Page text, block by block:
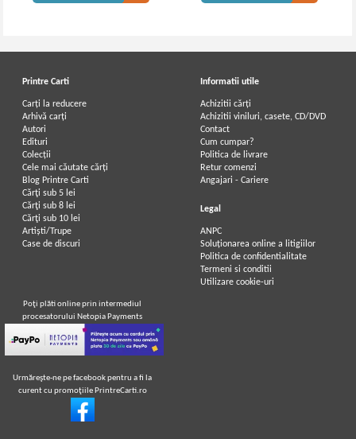
Printre Carti
Carți la reducere
Arhivă carți
Autori
Edituri
Colecții
Cele mai căutate cărți
Blog Printre Carti
Cărţi sub 5 lei
Cărţi sub 8 lei
Cărţi sub 10 lei
Artiști/Trupe
Case de discuri
Informatii utile
Achizitii cărți
Achizitii viniluri, casete, CD/DVD
Contact
Cum cumpar?
Politica de livrare
Retur comenzi
Angajari - Cariere
Legal
ANPC
Soluționarea online a litigiilor
Politica de confidentialitate
Termeni si conditii
Utilizare cookie-uri
Poţi plăti online prin intermediul
procesatorului Netopia Payments
Urmăreşte-ne pe facebook pentru a fi la
curent cu promoţiile PrintreCarti.ro